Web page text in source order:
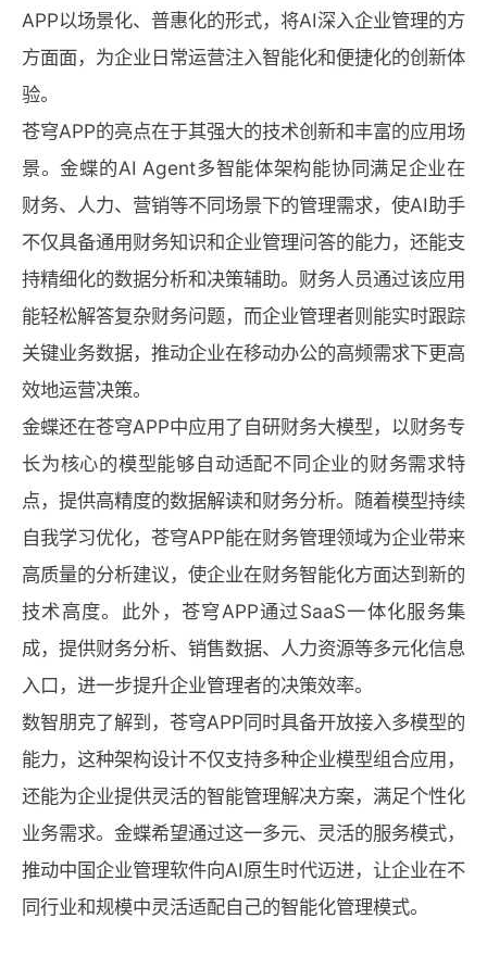
APP以场景化、普惠化的形式，将AI深入企业管理的方
方面面，为企业日常运营注入智能化和便捷化的创新体
验。
苍穹APP的亮点在于其强大的技术创新和丰富的应用场
景。金蝶的AI Agent多智能体架构能协同满足企业在
财务、人力、营销等不同场景下的管理需求，使AI助手
不仅具备通用财务知识和企业管理问答的能力，还能支
持精细化的数据分析和决策辅助。财务人员通过该应用
能轻松解答复杂财务问题，而企业管理者则能实时跟踪
关键业务数据，推动企业在移动办公的高频需求下更高
效地运营决策。
金蝶还在苍穹APP中应用了自研财务大模型，以财务专
长为核心的模型能够自动适配不同企业的财务需求特
点，提供高精度的数据解读和财务分析。随着模型持续
自我学习优化，苍穹APP能在财务管理领域为企业带来
高质量的分析建议，使企业在财务智能化方面达到新的
技术高度。此外，苍穹APP通过SaaS一体化服务集
成，提供财务分析、销售数据、人力资源等多元化信息
入口，进一步提升企业管理者的决策效率。
数智朋克了解到，苍穹APP同时具备开放接入多模型的
能力，这种架构设计不仅支持多种企业模型组合应用，
还能为企业提供灵活的智能管理解决方案，满足个性化
业务需求。金蝶希望通过这一多元、灵活的服务模式，
推动中国企业管理软件向AI原生时代迈进，让企业在不
同行业和规模中灵活适配自己的智能化管理模式。